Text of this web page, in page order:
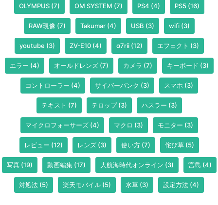
OLYMPUS(7) OM SYSTEM (7) PS4 (4) PS5(16)
RAW現像 (7) Takumar(4) USB (3) wifi(3)
youtube (3) ZV-E10(4) α7rii(12) エフェクト (3)
エラー (4) オールドレンズ(7) カメラ (7) キーボード (3)
コントローラー (4) サイバーパンク (3) スマホ (3)
テキスト (7) テロップ(3) ハスラー (3)
マイクロフォーサーズ(4) マクロ (3) モニター (3)
レビュー (12) レンズ(3) 使い方(7) 侘び草(5)
写真(19) 動画編集(17) 大航海時代オンライン (3) 宮島 (4)
対処法 (5) 楽天モバイル (5) 水草 (3) 設定方法 (4)